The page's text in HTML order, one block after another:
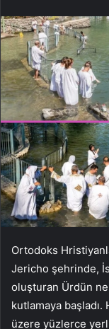
Ortodoks
Jericho şehrinde,
oluşturan Ürdün
kutlamaya başladı.
üzere yüzlerce